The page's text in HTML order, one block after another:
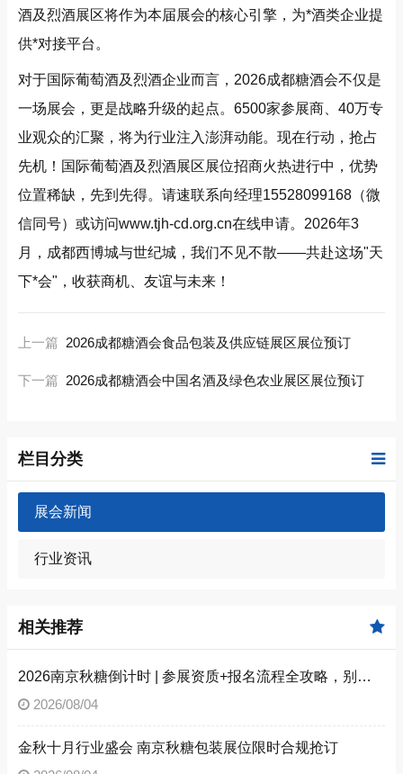
酒及烈酒展区将作为本届展会的核心引擎，为*酒类企业提
供*对接平台。
对于国际葡萄酒及烈酒企业而言，2026成都糖酒会不仅是
一场展会，更是战略升级的起点。6500家参展商、40万专
业观众的汇聚，将为行业注入澎湃动能。现在行动，抢占
先机！国际葡萄酒及烈酒展区展位招商火热进行中，优势
位置稀缺，先到先得。请速联系向经理15528099168（微
信同号）或访问www.tjh-cd.org.cn在线申请。2026年3
月，成都西博城与世纪城，我们不见不散——共赴这场"天
下*会"，收获商机、友谊与未来！
上一篇 2026成都糖酒会食品包装及供应链展区展位预订
下一篇 2026成都糖酒会中国名酒及绿色农业展区展位预订
栏目分类
展会新闻
行业资讯
相关推荐
2026南京秋糖倒计时 | 参展资质+报名流程全攻略，别因手续不全错失良机（附材料清单）
2026/08/04
金秋十月行业盛会 南京秋糖包装展位限时合规抢订